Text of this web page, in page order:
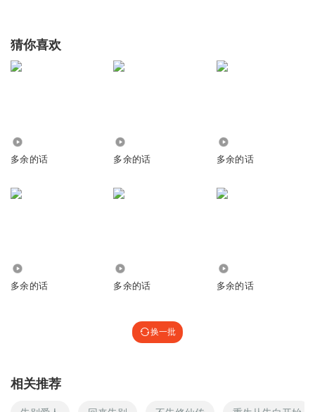
猜你喜欢
多余的话 多余的话 多余的话
多余的话 多余的话 多余的话
换一批
相关推荐